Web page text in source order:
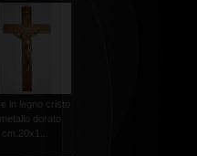
in legno cristo
dorato
cm.20x1...